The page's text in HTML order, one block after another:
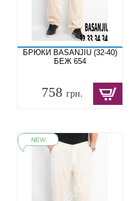
БРЮКИ BASANJIU (32-40)
БЕЖ 654
758грн.